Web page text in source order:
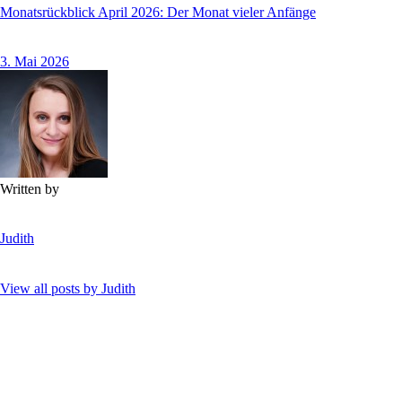
Monatsrückblick April 2026: Der Monat vieler Anfänge
3. Mai 2026
Written by
Judith
View all posts by Judith